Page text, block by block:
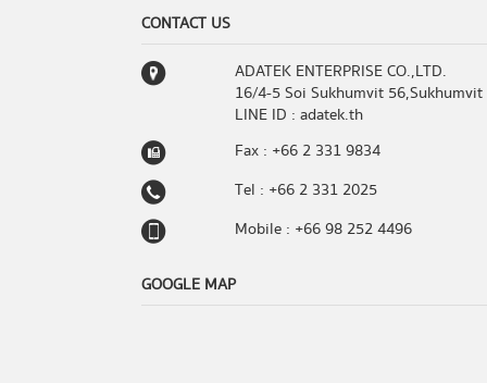
CONTACT US
ADATEK ENTERPRISE CO.,LTD.
16/4-5 Soi Sukhumvit
LINE ID : adatek.th
Fax : +66 2 331 9834
Tel : +66 2 331 2025
Mobile : +66 98 252 4496
GOOGLE MAP